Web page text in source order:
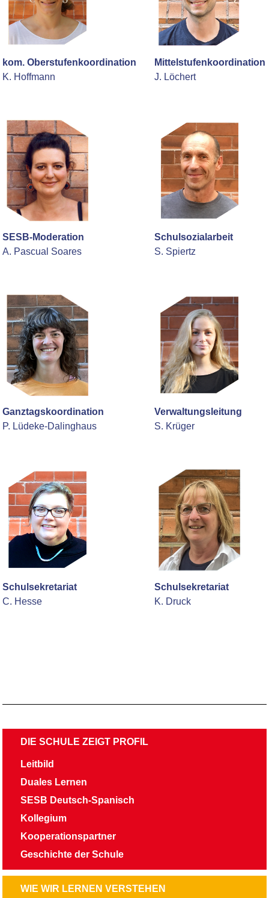
kom. Oberstufenkoordination
K. Hoffmann
Mittelstufenkoordination
J. Löchert
SESB-Moderation
A. Pascual Soares
Schulsozialarbeit
S. Spiertz
Ganztagskoordination
P. Lüdeke-Dalinghaus
Verwaltungsleitung
S. Krüger
Schulsekretariat
C. Hesse
Schulsekretariat
K. Druck
NAVIGATION
DIE SCHULE ZEIGT PROFIL
Leitbild
Duales Lernen
SESB Deutsch-Spanisch
Kollegium
Kooperationspartner
Geschichte der Schule
NAVIGATION
WIE WIR LERNEN VERSTEHEN